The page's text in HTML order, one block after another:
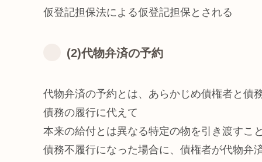
仮登記担保法による仮登記担保とされる
(2)代物弁済の予約
代物弁済の予約とは、あらかじめ債権者と債
債務の履行に代えて
本来の給付とは異なる特定の物を引き渡すこ
債務不履行になった場合に、債権者が代物弁